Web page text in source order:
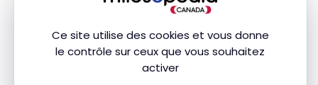
Ce site utilise des cookies et vous donne
le contrôle sur ceux que vous souhaitez
activer
Assurance
médicale de
voyage